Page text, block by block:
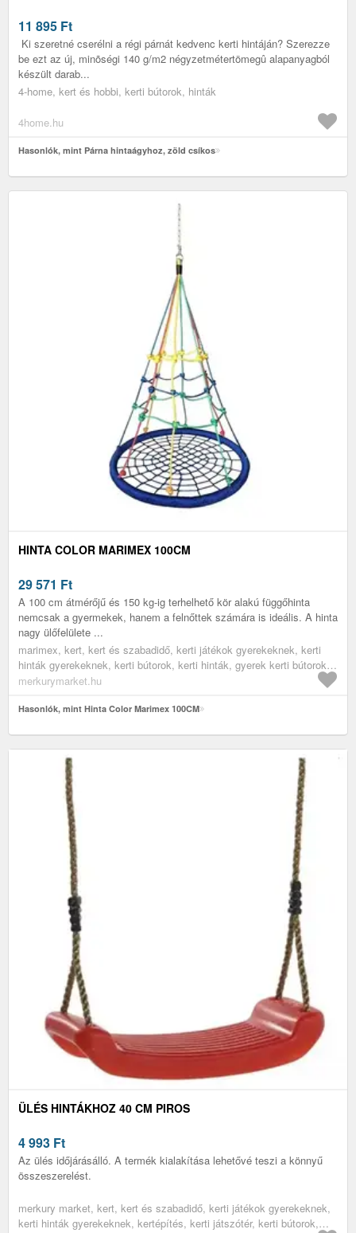
11 895 Ft
Ki szeretné cserélni a régi párnát kedvenc kerti hintáján? Szerezze
be ezt az új, minõségi 140 g/m2 négyzetmétertömegû alapanyagból
készült darab...
4-home, kert és hobbi, kerti bútorok, hinták
4home.hu
Hasonlók, mint Párna hintaágyhoz, zöld csíkos
HINTA COLOR MARIMEX 100CM
29 571 Ft
A 100 cm átmérőjű és 150 kg-ig terhelhető kör alakú függőhinta
nemcsak a gyermekek, hanem a felnőttek számára is ideális. A hinta
nagy ülőfelülete ...
marimex, kert, kert és szabadidő, kerti játékok gyerekeknek, kerti
hinták gyerekeknek, kerti bútorok, kerti hinták, gyerek kerti bútorok,
kertépítés
merkurymarket.hu
Hasonlók, mint Hinta Color Marimex 100CM
ÜLÉS HINTÁKHOZ 40 CM PIROS
4 993 Ft
Az ülés időjárásálló. A termék kialakítása lehetővé teszi a könnyű
összeszerelést.
merkury market, kert, kert és szabadidő, kerti játékok gyerekeknek,
kerti hinták gyerekeknek, kertépítés, kerti játszótér, kerti bútorok,